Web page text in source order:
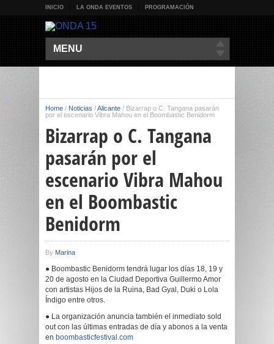
INICIO LA ONDA EVENTOS PROGRAMACIÓN
MENU
Home / Noticias /Alicante / Bizarrap o C. Tangana pasarán
por el escenario Vibra Mahou en el Boombastic Benidorm
Bizarrap o C. Tangana
pasarán por el
escenario Vibra Mahou
en el Boombastic
Benidorm
By Marina
● Boombastic Benidorm tendrá lugar los días 18, 19 y
20 de agosto en la Ciudad Deportiva Guillermo Amor
con artistas Hijos de la Ruina, Bad Gyal, Duki o Lola
Índigo entre otros.
● La organización anuncia también el inmediato sold
out con las últimas entradas de día y abonos a la venta
en boombasticfestival.com